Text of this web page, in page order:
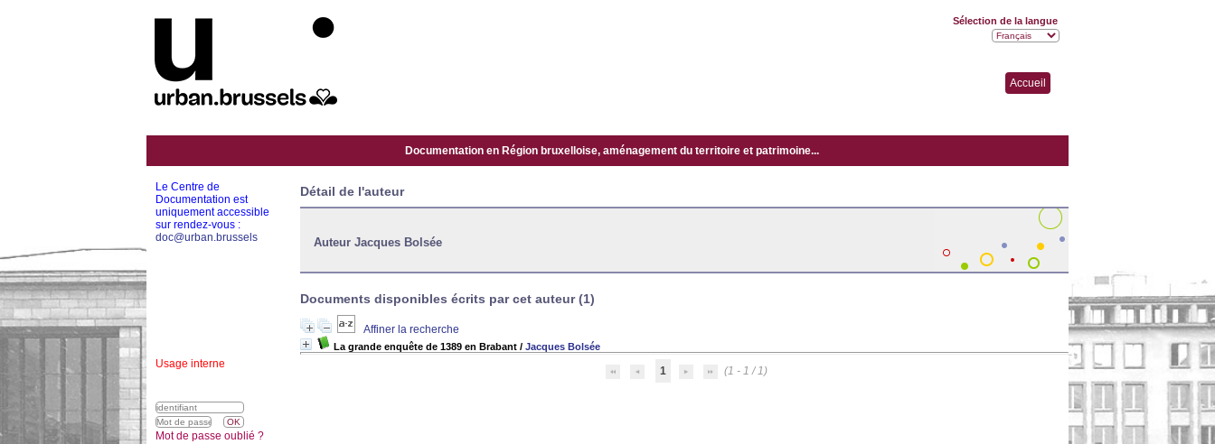
Accueil
Documentation en Région bruxelloise, aménagement du territoire et patrimoine...
Détail de l'auteur
Auteur Jacques Bolsée
Documents disponibles écrits par cet auteur (1)
Affiner la recherche
La grande enquête de 1389 en Brabant / Jacques Bolsée
1 (1 - 1 / 1)
Le Centre de
Documentation est
uniquement accessible
sur rendez-vous :
doc@urban.brussels
Usage interne
Sélection de la langue
Mot de passe oublié ?